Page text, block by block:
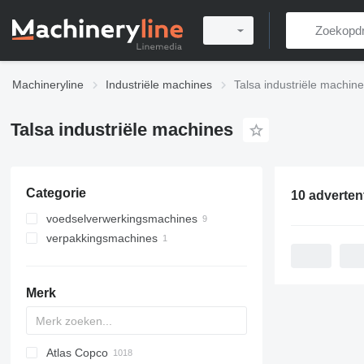
Machineryline Industriële machines Talsa industriële
Talsa industriële machines
Categorie
voedselverwerkingsmachines
vleesverwerkingsmachines
vlees cutters
verpakkingsmachines
Merk
PDS
APD
AB
Ensis
VZ
AG3
Atlas Copco
10